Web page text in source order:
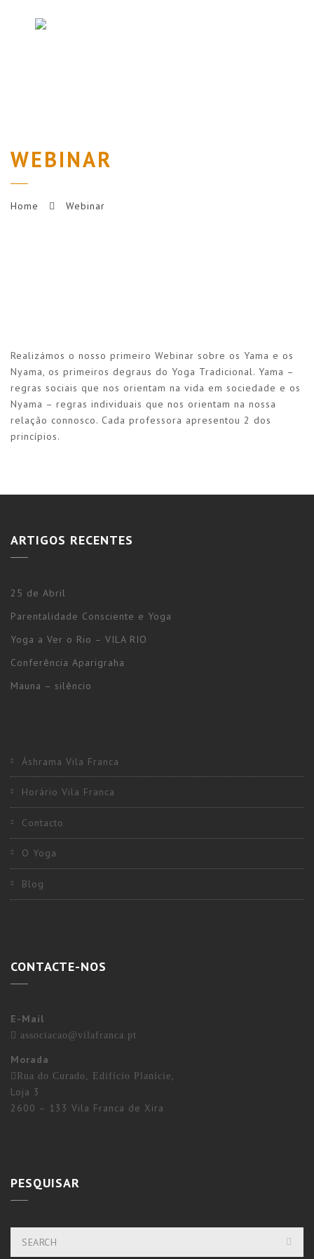
WEBINAR
Home Webinar
Realizámos o nosso primeiro Webinar sobre os Yama e os
Nyama, os primeiros degraus do Yoga Tradicional. Yama –
regras sociais que nos orientam na vida em sociedade e os
Nyama – regras individuais que nos orientam na nossa
relação connosco. Cada professora apresentou 2 dos
princípios.
ARTIGOS RECENTES
25 de Abril
Parentalidade Consciente e Yoga
Yoga a Ver o Rio – VILA RIO
Conferência Aparigraha
Mauna – silêncio
Áshrama Vila Franca
Horário Vila Franca
Contacto
O Yoga
Blog
CONTACTE-NOS
E-Mail
associacao@vilafranca.pt
Morada
Rua do Curado, Edifício Planície,
Loja 3
2600 – 133 Vila Franca de Xira
PESQUISAR